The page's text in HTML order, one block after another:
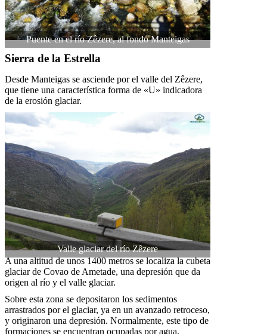
Puente en el río Zêzere, al fondo Manteigas
Sierra de la Estrella
Desde Manteigas se asciende por el valle del Zêzere,
que tiene una característica forma de «U» indicadora
de la erosión glaciar.
Valle glaciar del río Zêzere
A una altitud de unos 1400 metros se localiza la cubeta
glaciar de Covao de Ametade, una depresión que da
origen al río y el valle glaciar.
Sobre esta zona se depositaron los sedimentos
arrastrados por el glaciar, ya en un avanzado retroceso,
y originaron una depresión. Normalmente, este tipo de
formaciones se encuentran ocupadas por agua,